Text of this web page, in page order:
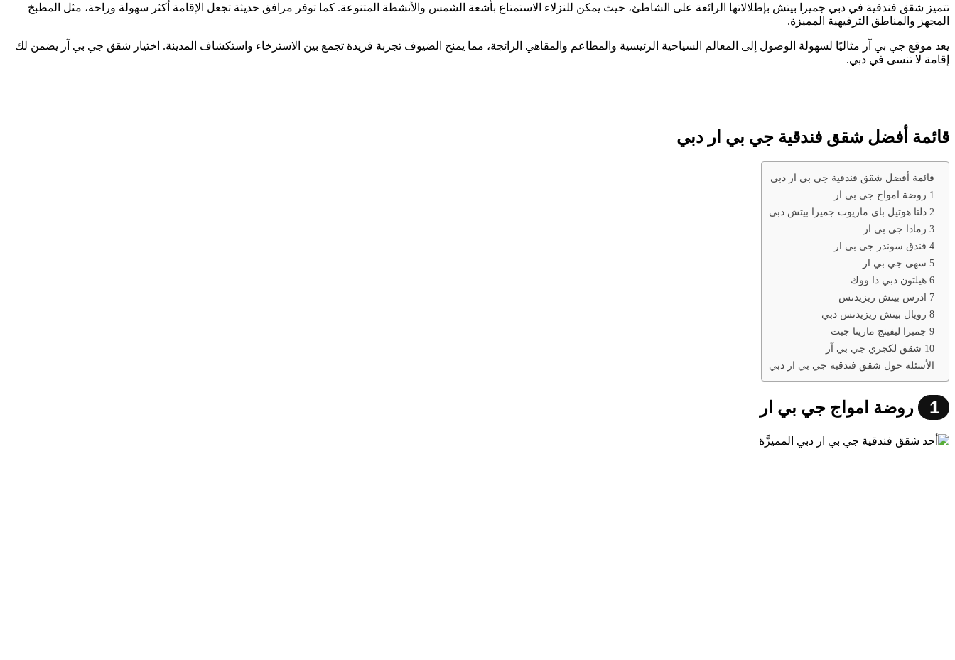
تتميز شقق فندقية في دبي جميرا بيتش بإطلالاتها الرائعة على الشاطئ، حيث يمكن للنزلاء الاستمتاع بأشعة الشمس والأنشطة المتنوعة. كما توفر مرافق حديثة تجعل الإقامة أكثر سهولة وراحة، مثل المطبخ
المجهز والمناطق الترفيهية المميزة.
يعد موقع جي بي آر مثاليًا لسهولة الوصول إلى المعالم السياحية الرئيسية والمطاعم والمقاهي الرائجة، مما يمنح الضيوف تجربة فريدة تجمع بين الاسترخاء واستكشاف المدينة. اختيار شقق جي بي آر يضمن لك
إقامة لا تنسى في دبي.
قائمة أفضل شقق فندقية جي بي ار دبي
قائمة أفضل شقق فندقية جي بي ار دبي
1 روضة امواج جي بي ار
2 دلتا هوتيل باي ماريوت جميرا بيتش دبي
3 رمادا جي بي ار
4 فندق سوندر جي بي ار
5 سهى جي بي ار
6 هيلتون دبي ذا ووك
7 ادرس بيتش ريزيدنس
8 رويال بيتش ريزيدنس دبي
9 جميرا ليفينج مارينا جيت
10 شقق لكجري جي بي آر
الأسئلة حول شقق فندقية جي بي ار دبي
1 روضة امواج جي بي ار